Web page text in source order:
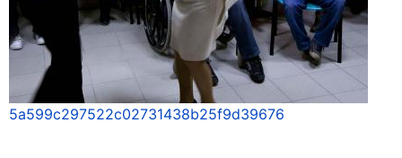
5a599c297522c02731438b25f9d39676